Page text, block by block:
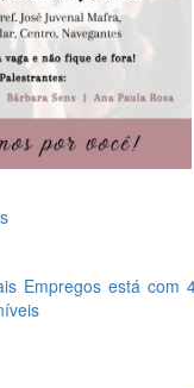
Empregos está com